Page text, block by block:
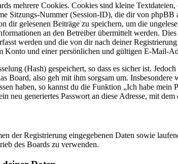
mehrere Cookies. Cookies sind kleine
Sitzungs-Nummer (Session-ID), die dir von
dir gelesenen Beiträge zu speichern, um die
an den Betreiber übermittelt werden.
werden und die von dir nach deiner
Konto und einer persönlichen und gültigen E-Mail-
(Hash) gespeichert, so dass es sicher ist.
Board, also geh mit ihm sorgsam um.
haben, so kannst du die Funktion „Ich habe
neu generiertes Passwort an diese Adresse, mit
der Registrierung eingegebenen Daten sowie
des Boards zu verwenden.